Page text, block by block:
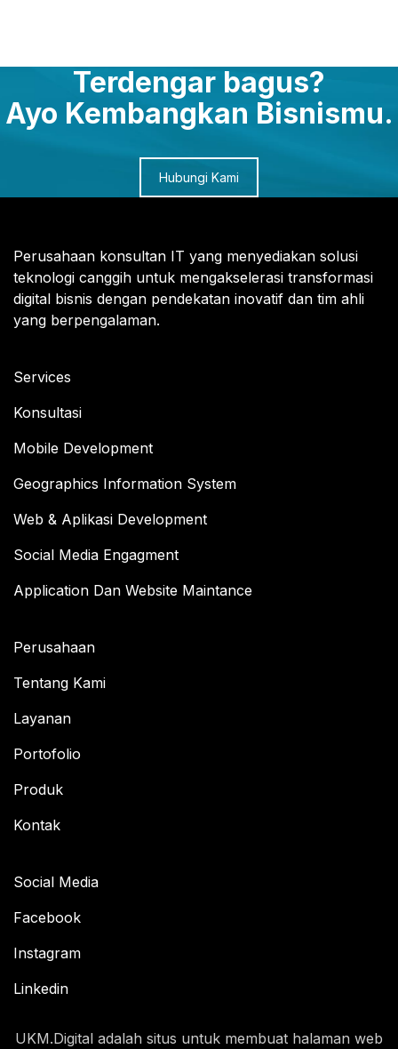
Terdengar bagus?
Ayo Kembangkan Bisnismu.
Hubungi Kami
Perusahaan konsultan IT yang menyediakan solusi
teknologi canggih untuk mengakselerasi transformasi
digital bisnis dengan pendekatan inovatif dan tim ahli
yang berpengalaman.
Services
Konsultasi
Mobile Development
Geographics Information System
Web & Aplikasi Development
Social Media Engagment
Application Dan Website Maintance
Perusahaan
Tentang Kami
Layanan
Portofolio
Produk
Kontak
Social Media
Facebook
Instagram
Linkedin
UKM.Digital adalah situs untuk membuat halaman web